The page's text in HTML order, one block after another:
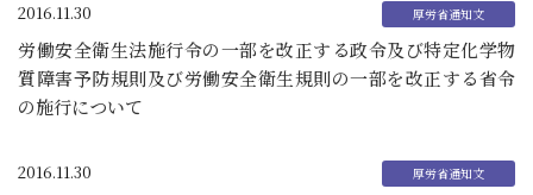
2016.11.30
労働安全衛生法施行令の一部を改正する政令及び特定化学物
質障害予防規則及び労働安全衛生規則の一部を改正する省令
の施行について
2016.11.30